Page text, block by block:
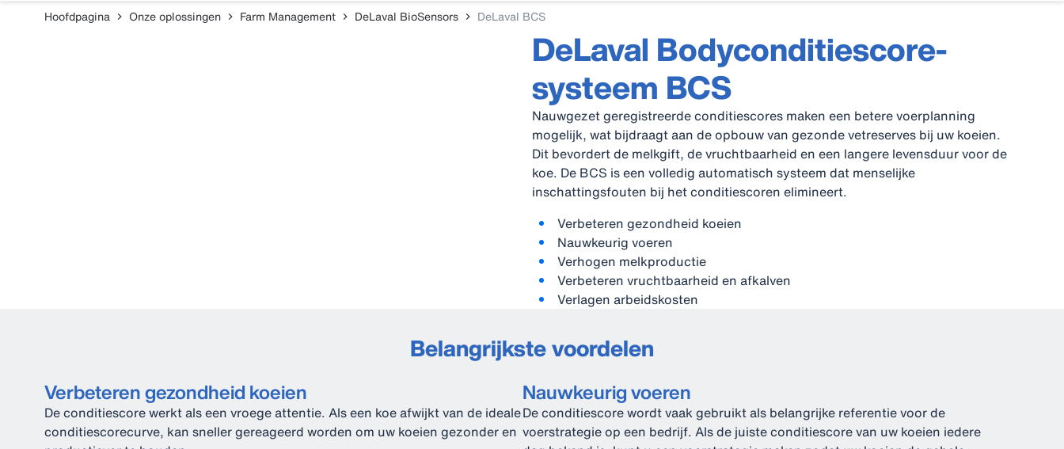
Hoofdpagina Onze oplossingen Farm Management DeLaval BioSensors DeLaval BCS
DeLaval Bodyconditiescore-
systeem BCS
Nauwgezet geregistreerde conditiescores maken een betere voerplanning
mogelijk, wat bijdraagt aan de opbouw van gezonde vetreserves bij uw koeien.
Dit bevordert de melkgift, de vruchtbaarheid en een langere levensduur voor de
koe. De BCS is een volledig automatisch systeem dat menselijke
inschattingsfouten bij het conditiescoren elimineert.
Verbeteren gezondheid koeien
Nauwkeurig voeren
Verhogen melkproductie
Verbeteren vruchtbaarheid en afkalven
Verlagen arbeidskosten
Belangrijkste voordelen
Verbeteren gezondheid koeien
De conditiescore werkt als een vroege attentie. Als een koe afwijkt van de ideale
conditiescorecurve, kan sneller gereageerd worden om uw koeien gezonder en
Nauwkeurig voeren
De conditiescore wordt vaak gebruikt als belangrijke referentie voor de
voerstrategie op een bedrijf. Als de juiste conditiescore van uw koeien iedere